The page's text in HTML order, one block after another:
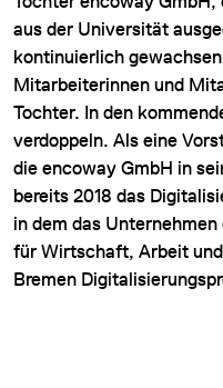
aus der Universität
kontinuierlich
Mitarbeiterinnen und
Tochter. In den
verdoppeln. Als eine
die encoway GmbH in
bereits 2018 das
in dem das
für Wirtschaft, Arbeit
Bremen